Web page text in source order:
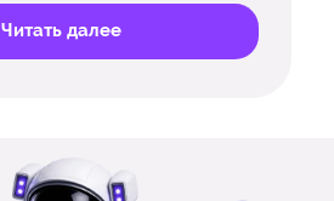
Читать далее